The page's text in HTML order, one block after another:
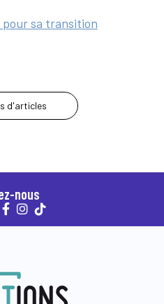
pour sa transition
d'articles
nous